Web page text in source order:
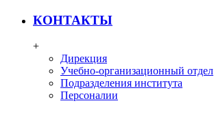
КОНТАКТЫ
+
Дирекция
Учебно-организационный отдел
Подразделения института
Персоналии